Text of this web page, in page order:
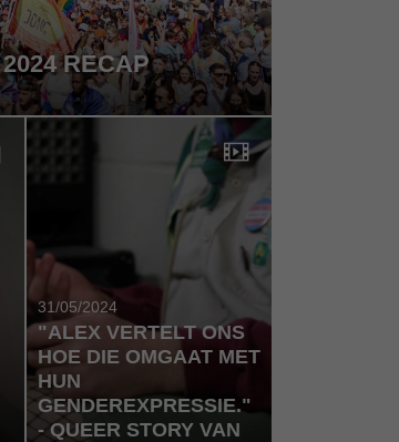
RECAP
31/05/2024
"ALEX VERTELT ONS
HOE DIE OMGAAT MET
HUN
GENDEREXPRESSIE."
- QUEER STORY VAN